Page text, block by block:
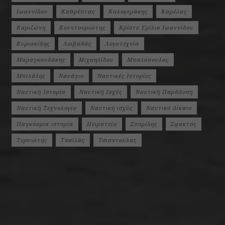
Ιωαννίδου Καθρέπτας Καλογεράκης Καρέλας
Καριζώνη Κουντουριώτης Κρίστυ Εμίλιο Ιωαννίδου
Κυριακίδης Λειβαδάς Λογοτεχνία
Μαραγκουδάκης Μιχαηλίδου Μπαλόπουλος
Μπιλάλης Ναυάγιο Ναυτικές Ιστορίες
Ναυτική Ιστορία Ναυτική Ισχύς Ναυτική Παράδοση
Ναυτική Τεχνολογία Ναυτική ισχύς Ναυτικό Δίκαιο
Παγκόσμια ιστορία Πειρατεία Σπορίδης Σφακτός
Τερνιώτης Τσαϊλάς Τσιαντούλας